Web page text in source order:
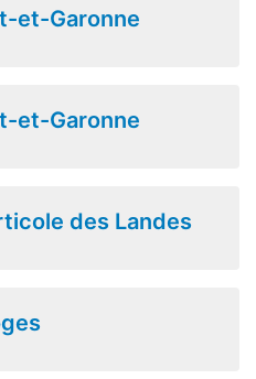
et-Garonne
et-Garonne
des Landes